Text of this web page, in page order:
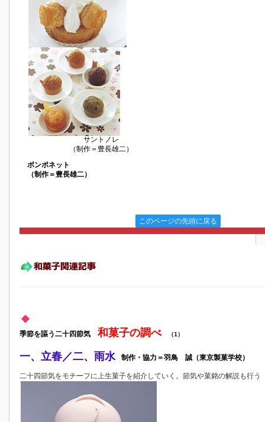
サントノレ
（制作＝豊長雄二）
ポンポネット
（制作＝豊長雄二）
このページの先頭に戻る
季節を謳う二十四節気 和菓子の調べ （1）
一、立春／二、雨水 制作・協力＝羽鳥 誠（東京製菓学校）
二十四節気をモチーフに上生菓子を紹介していく。節気や菓銘の解説も行う